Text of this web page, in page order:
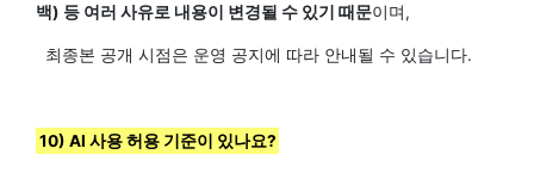
백) 등 여러 사유로 내용이 변경될 수 있기 때문이며,
최종본 공개 시점은 운영 공지에 따라 안내될 수 있습니다.
10) AI 사용 허용 기준이 있나요?